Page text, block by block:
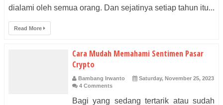
dialami oleh semua orang. Dan sejatinya setiap tahun itu...
Read More
Cara Mudah Memahami Sentimen Pasar
Crypto
Bambang Irwanto
Saturday, November 25, 2023
4 Comments
Bagi yang sedang tertarik atau sudah